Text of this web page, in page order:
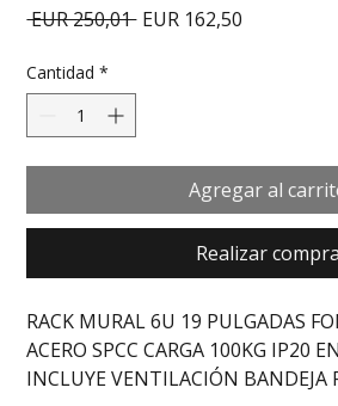
EUR 250,01 Precio
EUR 162,50
Cantidad *
Agregar al
Realizar compra
RACK MURAL 6U 19 PULGADAS
ACERO SPCC CARGA 100KG IP20
INCLUYE VENTILACIÓN BANDEJA